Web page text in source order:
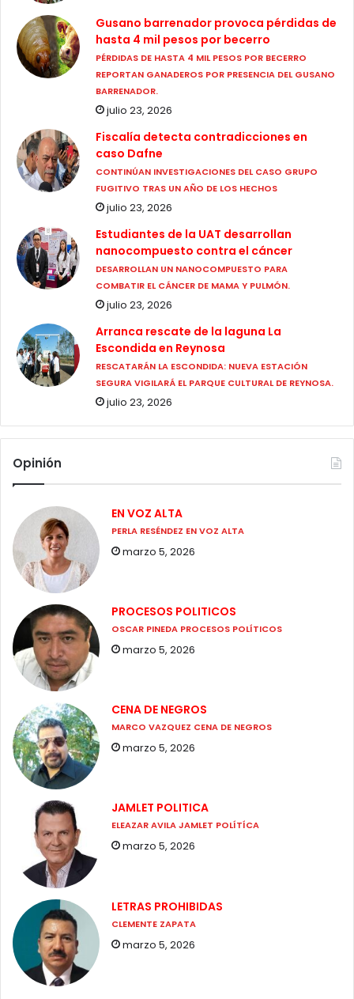
Gusano barrenador provoca pérdidas de
hasta 4 mil pesos por becerro
PÉRDIDAS DE HASTA 4 MIL PESOS POR BECERRO
REPORTAN GANADEROS POR PRESENCIA DEL GUSANO
BARRENADOR.
julio 23, 2026
Fiscalía detecta contradicciones en
caso Dafne
CONTINÚAN INVESTIGACIONES DEL CASO GRUPO
FUGITIVO TRAS UN AÑO DE LOS HECHOS
julio 23, 2026
Estudiantes de la UAT desarrollan
nanocompuesto contra el cáncer
DESARROLLAN UN NANOCOMPUESTO PARA
COMBATIR EL CÁNCER DE MAMA Y PULMÓN.
julio 23, 2026
Arranca rescate de la laguna La
Escondida en Reynosa
RESCATARÁN LA ESCONDIDA: NUEVA ESTACIÓN
SEGURA VIGILARÁ EL PARQUE CULTURAL DE REYNOSA.
julio 23, 2026
Opinión
EN VOZ ALTA
PERLA RESÉNDEZ EN VOZ ALTA
marzo 5, 2026
PROCESOS POLITICOS
OSCAR PINEDA PROCESOS POLÍTICOS
marzo 5, 2026
CENA DE NEGROS
MARCO VAZQUEZ CENA DE NEGROS
marzo 5, 2026
JAMLET POLITICA
ELEAZAR AVILA JAMLET POLÍTÍCA
marzo 5, 2026
LETRAS PROHIBIDAS
CLEMENTE ZAPATA
marzo 5, 2026